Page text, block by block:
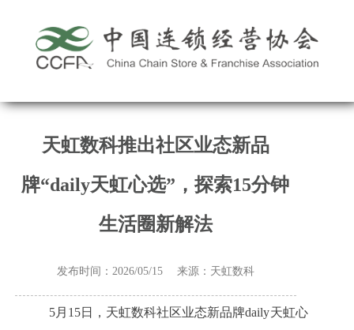
天虹数科推出社区业态新品
牌“daily天虹心选”，探索15分钟
生活圈新解法
发布时间：2026/05/15 来源：天虹数科
5月15日，天虹数科社区业态新品牌daily天虹心